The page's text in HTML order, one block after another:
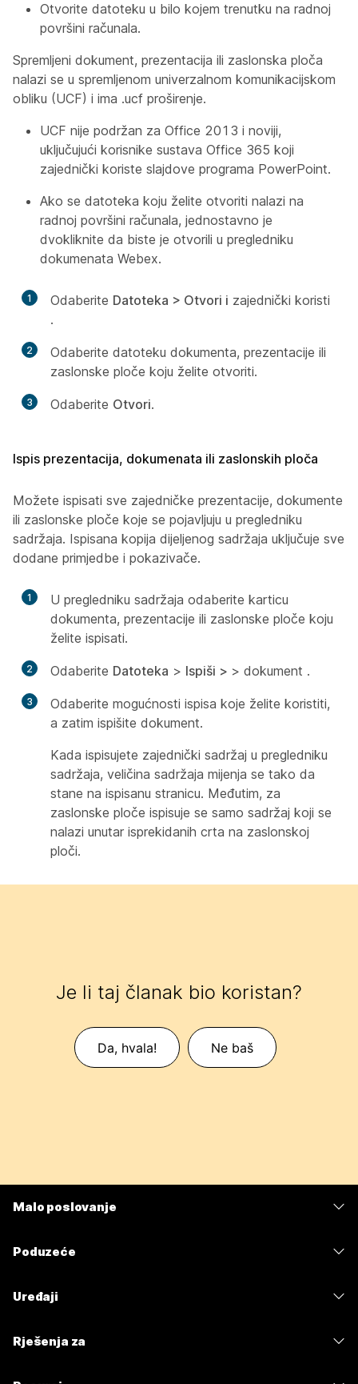
Otvorite datoteku u bilo kojem trenutku na radnoj
površini računala.
Spremljeni dokument, prezentacija ili zaslonska ploča
nalazi se u spremljenom univerzalnom komunikacijskom
obliku (UCF) i ima .ucf proširenje.
UCF nije podržan za Office 2013 i noviji,
uključujući korisnike sustava Office 365 koji
zajednički koriste slajdove programa PowerPoint.
Ako se datoteka koju želite otvoriti nalazi na
radnoj površini računala, jednostavno je
dvokliknite da biste je otvorili u pregledniku
dokumenata Webex.
1 Odaberite Datoteka > Otvori i zajednički koristi
.
2
Odaberite datoteku dokumenta, prezentacije ili
zaslonske ploče koju želite otvoriti.
3 Odaberite Otvori.
Ispis prezentacija, dokumenata ili zaslonskih ploča
Možete ispisati sve zajedničke prezentacije, dokumente
ili zaslonske ploče koje se pojavljuju u pregledniku
sadržaja. Ispisana kopija dijeljenog sadržaja uključuje sve
dodane primjedbe i pokazivače.
1
U pregledniku sadržaja odaberite karticu
dokumenta, prezentacije ili zaslonske ploče koju
želite ispisati.
2 Odaberite Datoteka > Ispiši > > dokument .
3
Odaberite mogućnosti ispisa koje želite koristiti,
a zatim ispišite dokument.
Kada ispisujete zajednički sadržaj u pregledniku
sadržaja, veličina sadržaja mijenja se tako da
stane na ispisanu stranicu. Međutim, za
zaslonske ploče ispisuje se samo sadržaj koji se
nalazi unutar isprekidanih crta na zaslonskoj
ploči.
Je li taj članak bio koristan?
Da, hvala! Ne baš
Malo poslovanje
Poduzeće
Uređaji
Rješenja za